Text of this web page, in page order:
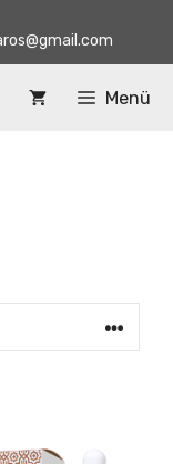
Menü